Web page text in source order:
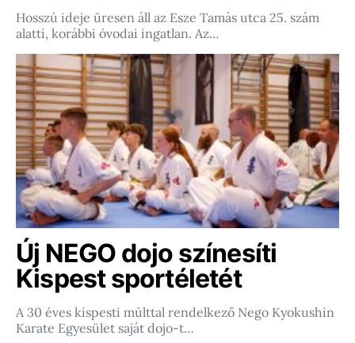
Hosszú ideje üresen áll az Esze Tamás utca 25. szám
alatti, korábbi óvodai ingatlan. Az…
Új NEGO dojo színesíti
Kispest sportéletét
A 30 éves kispesti múlttal rendelkező Nego Kyokushin
Karate Egyesület saját dojo-t…